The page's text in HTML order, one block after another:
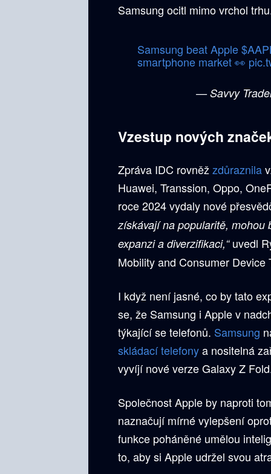
Samsung ocitl mimo vrchol
Samsung beat Apple
smartphone market 👀
— Savvy
Vzestup nových
Zpráva IDC rovněž zdůraznila
Huawei, Transsion, Oppo,
roce 2024 vydaly nové
získávají na popularitě, mohou
expanzi a diverzifikaci,“uvedl
Mobility and Consumer Device
I když není jasné, co by tato
se, že Samsung i Apple v
týkající se telefonů. Samsung
skládací telefonya nositelná
vyvíjí nové verze Galaxy Z
Společnost Apple by naproti
naznačují mírné vylepšení
funkce poháněné umělou
to, aby si Apple udržel svou